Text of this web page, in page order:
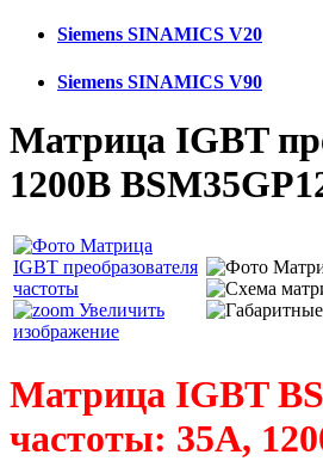
Siemens SINAMICS V20
Siemens SINAMICS V90
Матрица IGBT
1200В
Увеличить
изображение
Матрица IGBT
частоты: 35A,